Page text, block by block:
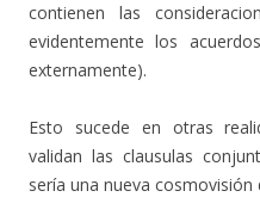
contienen las
evidentemente los
externamente).
Esto sucede en otras
validan las clausulas
sería una nueva